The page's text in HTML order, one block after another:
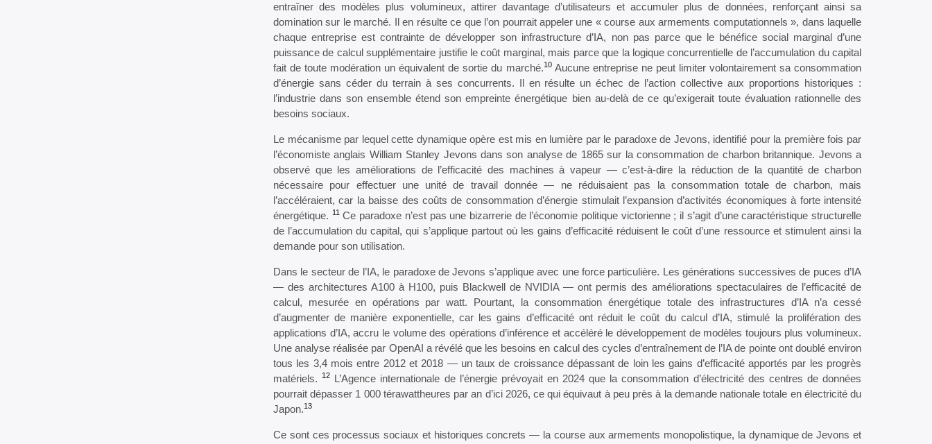
entraîner des modèles plus volumineux, attirer davantage d’utilisateurs et accumuler plus de données, renforçant ainsi sa
domination sur le marché. Il en résulte ce que l’on pourrait appeler une « course aux armements computationnels », dans laquelle
chaque entreprise est contrainte de développer son infrastructure d’IA, non pas parce que le bénéfice social marginal d’une
puissance de calcul supplémentaire justifie le coût marginal, mais parce que la logique concurrentielle de l’accumulation du capital
fait de toute modération un équivalent de sortie du marché.10Aucune entreprise ne peut limiter volontairement sa consommation
d’énergie sans céder du terrain à ses concurrents. Il en résulte un échec de l’action collective aux proportions historiques :
l’industrie dans son ensemble étend son empreinte énergétique bien au-delà de ce qu’exigerait toute évaluation rationnelle des
besoins sociaux.
Le mécanisme par lequel cette dynamique opère est mis en lumière par le paradoxe de Jevons, identifié pour la première fois par
l’économiste anglais William Stanley Jevons dans son analyse de 1865 sur la consommation de charbon britannique. Jevons a
observé que les améliorations de l’efficacité des machines à vapeur — c’est-à-dire la réduction de la quantité de charbon
nécessaire pour effectuer une unité de travail donnée — ne réduisaient pas la consommation totale de charbon, mais
l’accéléraient, car la baisse des coûts de consommation d’énergie stimulait l’expansion d’activités économiques à forte intensité
énergétique. 11 Ce paradoxe n’est pas une bizarrerie de l’économie politique victorienne ; il s’agit d’une caractéristique structurelle
de l’accumulation du capital, qui s’applique partout où les gains d’efficacité réduisent le coût d’une ressource et stimulent ainsi la
demande pour son utilisation.
Dans le secteur de l’IA, le paradoxe de Jevons s’applique avec une force particulière. Les générations successives de puces d’IA
— des architectures A100 à H100, puis Blackwell de NVIDIA — ont permis des améliorations spectaculaires de l’efficacité de
calcul, mesurée en opérations par watt. Pourtant, la consommation énergétique totale des infrastructures d’IA n’a cessé
d’augmenter de manière exponentielle, car les gains d’efficacité ont réduit le coût du calcul d’IA, stimulé la prolifération des
applications d’IA, accru le volume des opérations d’inférence et accéléré le développement de modèles toujours plus volumineux.
Une analyse réalisée par OpenAI a révélé que les besoins en calcul des cycles d’entraînement de l’IA de pointe ont doublé environ
tous les 3,4 mois entre 2012 et 2018 — un taux de croissance dépassant de loin les gains d’efficacité apportés par les progrès
matériels.12 L’Agence internationale de l’énergie prévoyait en 2024 que la consommation d’électricité des centres de données
pourrait dépasser 1 000 térawattheures par an d’ici 2026, ce qui équivaut à peu près à la demande nationale totale en électricité du
Japon.13
Ce sont ces processus sociaux et historiques concrets — la course aux armements monopolistique, la dynamique de Jevons et